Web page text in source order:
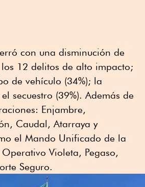
con una disminución de
12 delitos de alto impacto;
de vehículo (34%); la
secuestro (39%). Además de
Enjambre,
Caudal, Atarraya y
el Mando Unificado de la
Violeta, Pegaso,
Seguro.